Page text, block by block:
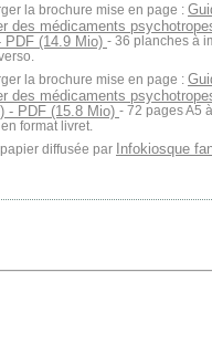
la brochure mise en page :
des médicaments
PDF (14.9 Mio) - 36 planches à
la brochure mise en page :
des médicaments
- PDF (15.8 Mio) - 72 pages A5 à
format livret.
diffusée par Infokiosque